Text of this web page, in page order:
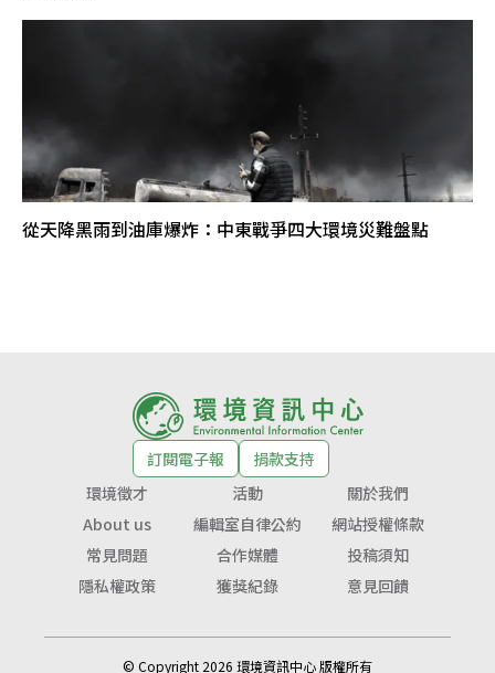
從天降黑雨到油庫爆炸：中東戰爭四大環境災難盤點
訂閱電子報
捐款支持
環境徵才
活動
關於我們
About us
編輯室自律公約
網站授權條款
常見問題
合作媒體
投稿須知
隱私權政策
獲獎紀錄 意見回饋
© Copyright 2026 環境資訊中心 版權所有